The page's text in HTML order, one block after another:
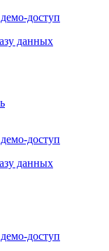
демо-доступ
данных
демо-доступ
данных
демо-доступ